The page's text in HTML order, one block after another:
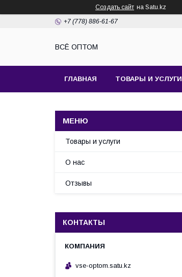
Создать сайт на Satu.kz
+7 (778) 886-61-67
ВСЁ ОПТОМ
ГЛАВНАЯ ТОВАРЫ И УСЛУГИ
Товары и услуги
О нас
Отзывы
КОНТАКТЫ
vse-optom.satu.kz